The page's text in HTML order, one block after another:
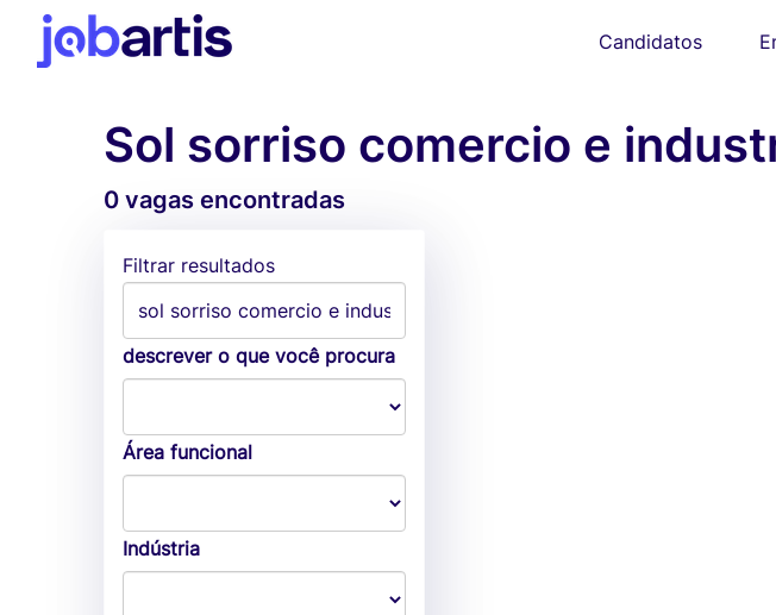
Candidatos
Sol sorriso comercio e
0 vagas encontradas
Filtrar resultados
descrever o que você procura
Área funcional
Indústria